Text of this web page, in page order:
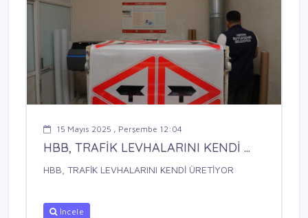
15 Mayıs 2025 , Perşembe 12:04
HBB, TRAFİK LEVHALARINI KENDİ ...
HBB, TRAFİK LEVHALARINI KENDİ ÜRETİYOR
İncele